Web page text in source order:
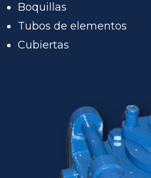
Boquillas
Tubos de elementos
Cubiertas